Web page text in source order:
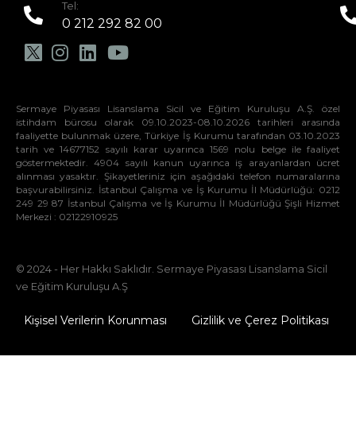
Tel:
0 212 292 82 00
Sermaye Piyasası Lisanslama Sicil ve Eğitim Kuruluşu A.Ş. özel
istihdam bürosu olarak 09.10.2023-08.10.2026 tarihleri arasında
faaliyette bulunmak üzere, Türkiye İş Kurumu tarafından 03.10.2023
tarih ve 14677152 sayılı karar uyarınca 1569 nolu belge ile faaliyet
göstermektedir. 4904 sayılı kanun uyarınca iş arayanlardan ücret
alınması yasaktır. Şikayetleriniz için aşağıdaki telefon numaralarına
başvurabilirsiniz. İstanbul Çalışma ve İş Kurumu İl Müdürlüğü: 0212
249 29 87 İstanbul Çalışma ve İş Kurumu İl Müdürlüğü Şişli Hizmet
Merkezi : 02122910925
© 2024 - Her Hakkı Saklıdır. Sermaye Piyasası Lisanslama Sicil
ve Eğitim Kuruluşu A.Ş
Kişisel Verilerin Korunması Gizlilik ve Çerez Politikası